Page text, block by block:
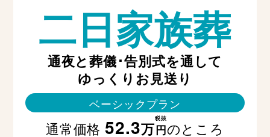
二日家族葬
通夜と葬儀･告別式を通して
ゆっくりお見送り
ベーシックプラン
通常価格52.3万円
税抜
のところ